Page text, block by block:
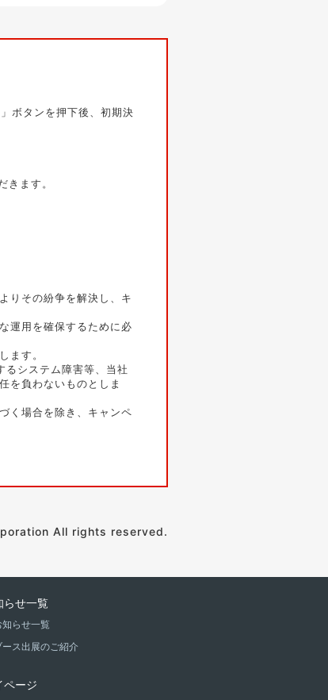
ボタンを押下後、初期決
ます。
りその紛争を解決し、キ
運用を確保するために必
ます。
システム障害等、当社
を負わないものとしま
く場合を除き、キャンペ
All rights reserved.
らせ一覧
知らせ一覧
ース出展のご紹介
ページ